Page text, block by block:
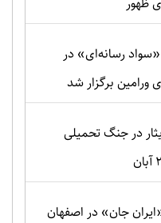
رسانه‌ای» در
برگزار شد
در جنگ تحمیلی
جان» در اصفهان